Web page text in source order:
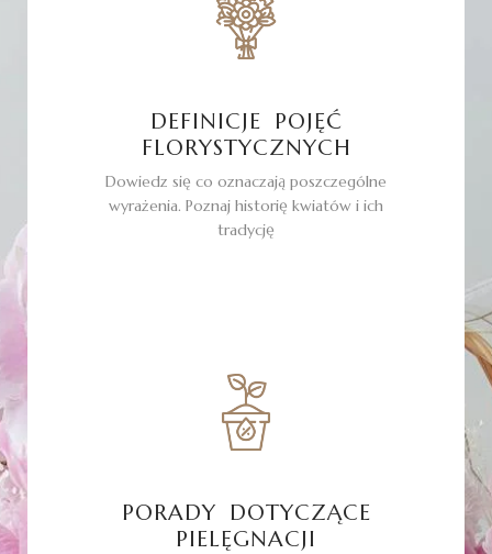
DEFINICJE POJĘĆ
FLORYSTYCZNYCH
Dowiedz się co oznaczają poszczególne
wyrażenia. Poznaj historię kwiatów i ich
tradycję
PORADY DOTYCZĄCE
PIELĘGNACJI